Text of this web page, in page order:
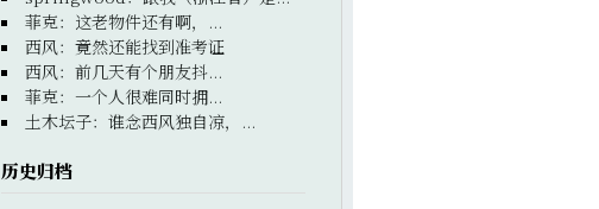
菲克： 这老物件还有啊，...
西风： 竟然还能找到准考证
西风： 前几天有个朋友抖...
菲克： 一个人很难同时拥...
土木坛子： 谁念西风独自凉，...
历史归档